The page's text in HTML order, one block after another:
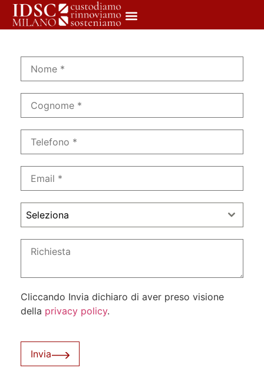
Seleziona
Cliccando Invia dichiaro di aver preso visione
della privacy policy.
Invia